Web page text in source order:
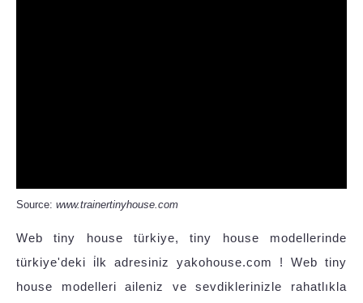
Source: www.trainertinyhouse.com
Web tiny house türkiye, tiny house modellerinde
türkiye'deki i̇lk adresiniz yakohouse.com ! Web tiny
house modelleri aileniz ve sevdiklerinizle rahatlıkla